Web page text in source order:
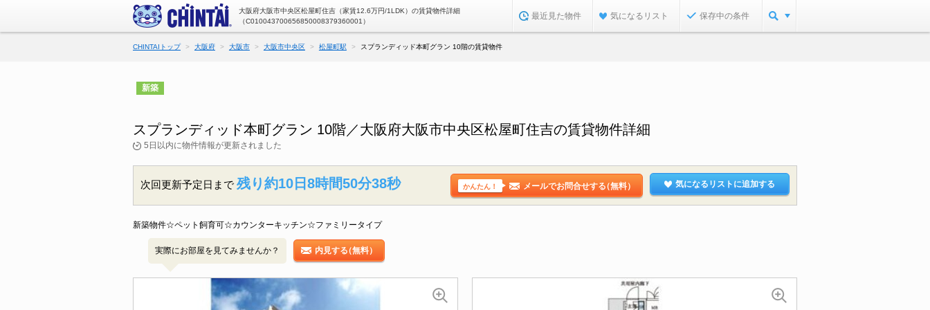
大阪府大阪市中央区松屋町住吉（家賃12.6万円/1LDK）の賃貸物件詳細
（C010043700656850008379360001）
最近見た物件 気になるリスト 保存中の条件
CHINTAIトップ 大阪府 大阪市 大阪市中央区 松屋町駅 スプランディッド本町グラン 10階の賃貸物件
新築
スプランディッド本町グラン 10階／大阪府大阪市中央区松屋町住吉の賃貸物件詳細
5日以内に物件情報が更新されました
次回更新予定日まで 残り約10日8時間50分37秒 かんたん！ メールでお問合せする（無料） 気になるリストに追加する
新築物件☆ペット飼育可☆カウンターキッチン☆ファミリータイプ
実際にお部屋を見てみませんか？ 内見する（無料）